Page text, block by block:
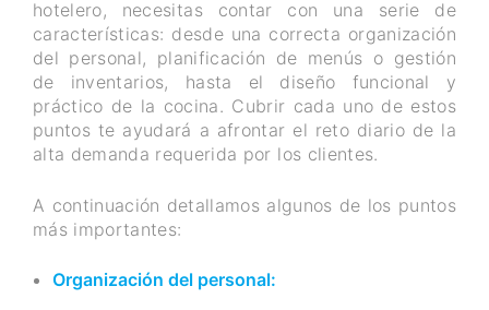
hotelero, necesitas contar con una serie de
características: desde una correcta organización
del personal, planificación de menús o gestión
de inventarios, hasta el diseño funcional y
práctico de la cocina. Cubrir cada uno de estos
puntos te ayudará a afrontar el reto diario de la
alta demanda requerida por los clientes.
A continuación detallamos algunos de los puntos
más importantes:
Organización del personal: